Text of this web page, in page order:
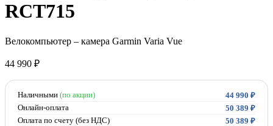
RCT715
Велокомпьютер – камера Garmin Varia Vue
44 990 ₽
Наличными (по акции) 44 990 ₽
Онлайн-оплата
50 389 ₽
Оплата по счету (без НДС)
50 389 ₽